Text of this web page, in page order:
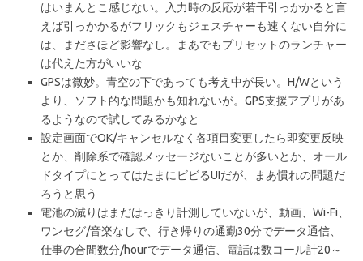
はいまんとこ感じない。入力時の反応が若干引っかかると言
えば引っかかるがフリックもジェスチャーも速くない自分に
は、まださほど影響なし。まあでもプリセットのランチャー
は代えた方がいいな
GPSは微妙。青空の下であっても考え中が長い。H/Wという
より、ソフト的な問題かも知れないが。GPS支援アプリがあ
るようなので試してみるかなと
設定画面でOK/キャンセルなく各項目変更したら即変更反映
とか、削除系で確認メッセージないことが多いとか、オール
ドタイプにとってはたまにビビるUIだが、まあ慣れの問題だ
ろうと思う
電池の減りはまだはっきり計測していないが、動画、Wi-Fi、
ワンセグ/音楽なしで、行き帰りの通勤30分でデータ通信、
仕事の合間数分/hourでデータ通信、電話は数コール計20～